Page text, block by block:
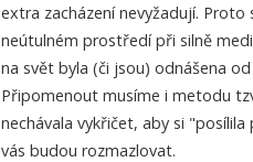
extra zacházení nevyžadují.
neútulném prostředí při silně
na svět byla (či jsou) odnášena
Připomenout musíme i metodu
nechávala vykřičet, aby si
vás budou rozmazlovat.